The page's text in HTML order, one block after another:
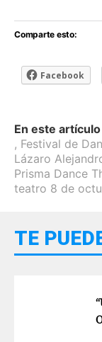
Comparte esto:
Facebook
En este artículo
, Festival de
Lázaro
Prisma Dance
teatro 8 de
TE